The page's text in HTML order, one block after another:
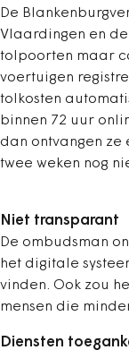
De
Vlaardingen en
tolpoorten maar
voertuigen
tolkosten
binnen 72 uur
dan ontvangen ze
twee weken nog
Niet transparant
De ombudsman
het digitale
vinden. Ook zou
mensen die
Diensten